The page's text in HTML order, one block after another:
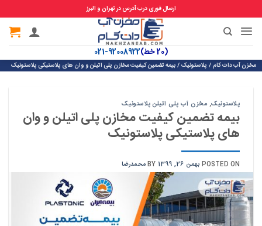
ارسال فوری درب آدرس در تهران و البرز
(20 خط) 92008922-021
مخزن آب دات کام/پلاستونیک/بیمه تضمین کیفیت مخازن پلی اتیلن و وان های پلاستیکی پلاستونیک
پلاستونیک,مخزن آب پلی اتیلن پلاستونیک
بیمه تضمین کیفیت مخازن پلی اتیلن و وان
های پلاستیکی پلاستونیک
POSTED ONبهمن 26, 1399 BY محمدرضا